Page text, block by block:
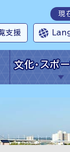
現
支援
文化・スポ